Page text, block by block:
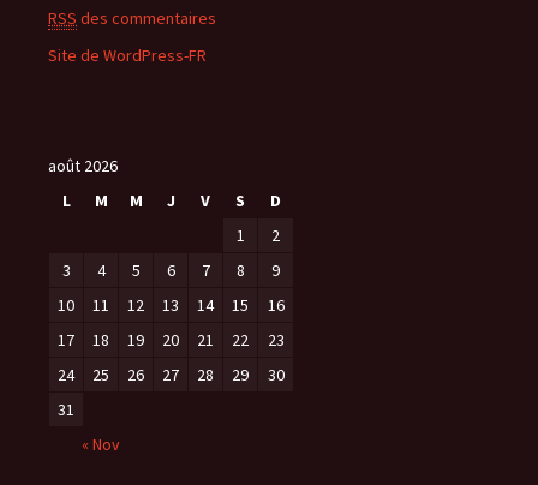
RSS des commentaires
Site de WordPress-FR
août 2026
L
M M J V S D
« Nov
1
2
3
4 5 6 7 8
9
10
11 12 13 14 15
16
17
18 19 20 21 22
23
24
25 26 27 28 29
30
31